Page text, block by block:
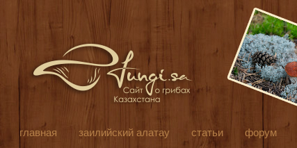
главная заилийский алатау статьи форум